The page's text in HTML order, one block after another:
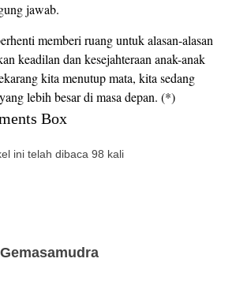
jawab.
memberi ruang untuk alasan-alasan
keadilan dan kesejahteraan anak-anak
kita menutup mata, kita sedang
lebih besar di masa depan. (*)
Box
ini telah dibaca 98 kali